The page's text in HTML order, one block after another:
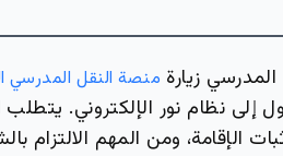
زيارة منصة النقل المدرسي
نظام نور الإلكتروني. يتطلب
الإقامة، ومن المهم الالتزام